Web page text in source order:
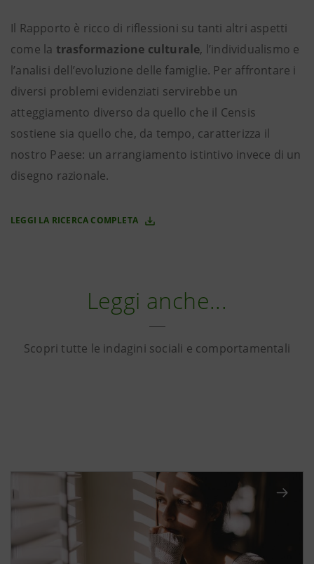
Il Rapporto è ricco di riflessioni su tanti altri aspetti
come la trasformazione culturale, l’individualismo e
l’analisi dell’evoluzione delle famiglie. Per affrontare i
diversi problemi evidenziati servirebbe un
atteggiamento diverso da quello che il Censis
sostiene sia quello che, da tempo, caratterizza il
nostro Paese: un arrangiamento istintivo invece di un
disegno razionale.
LEGGI LA RICERCA COMPLETA
Leggi anche...
Scopri tutte le indagini sociali e comportamentali